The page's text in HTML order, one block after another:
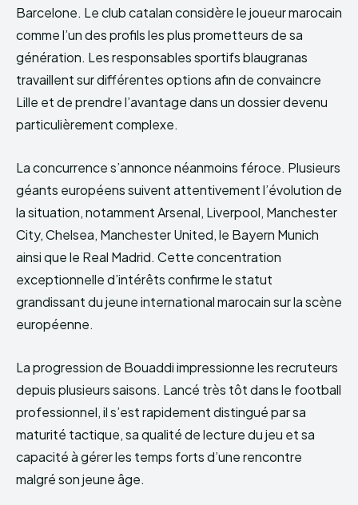
Barcelone. Le club catalan considère le joueur marocain
comme l’un des profils les plus prometteurs de sa
génération. Les responsables sportifs blaugranas
travaillent sur différentes options afin de convaincre
Lille et de prendre l’avantage dans un dossier devenu
particulièrement complexe.
La concurrence s’annonce néanmoins féroce. Plusieurs
géants européens suivent attentivement l’évolution de
la situation, notamment Arsenal, Liverpool, Manchester
City, Chelsea, Manchester United, le Bayern Munich
ainsi que le Real Madrid. Cette concentration
exceptionnelle d’intérêts confirme le statut
grandissant du jeune international marocain sur la scène
européenne.
La progression de Bouaddi impressionne les recruteurs
depuis plusieurs saisons. Lancé très tôt dans le football
professionnel, il s’est rapidement distingué par sa
maturité tactique, sa qualité de lecture du jeu et sa
capacité à gérer les temps forts d’une rencontre
malgré son jeune âge.